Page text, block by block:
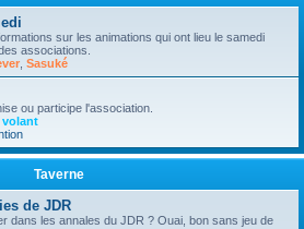
h
sur les animations qui ont lieu le samedi
associations.
Sasuké
ou participe l'association.
volant
Taverne
de JDR
dans les annales du JDR ? Ouai, bon sans jeu de